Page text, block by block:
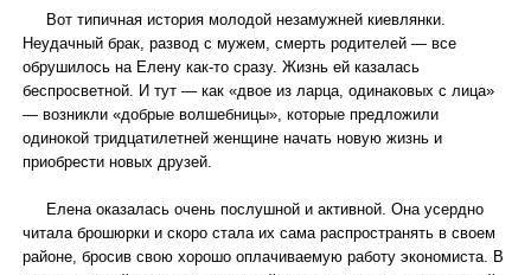
Вот типичная история молодой незамужней киевлянки.
Неудачный брак, развод с мужем, смерть родителей — все
обрушилось на Елену как-то сразу. Жизнь ей казалась
беспросветной. И тут — как «двое из ларца, одинаковых с лица»
— возникли «добрые волшебницы», которые предложили
одинокой тридцатилетней женщине начать новую жизнь и
приобрести новых друзей.
Елена оказалась очень послушной и активной. Она усердно
читала брошюрки и скоро стала их сама распространять в своем
районе, бросив свою хорошо оплачиваемую работу экономиста. В